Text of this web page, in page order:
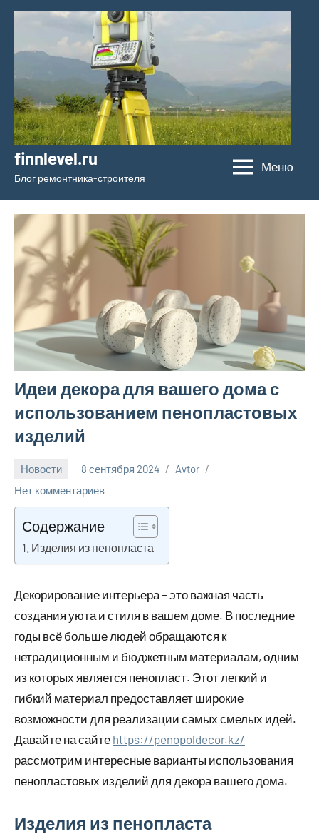
Перейти
содержимому
finnlevel.ru
Блог ремонтника-строителя
Меню
Идеи декора для вашего дома с
использованием пенопластовых
изделий
Новости 8 сентября 2024
Avtor
Нет комментариев
Содержание
Изделия из пенопласта
Декорирование интерьера – это важная часть
создания уюта и стиля в вашем доме. В последние
годы всё больше людей обращаются к
нетрадиционным и бюджетным материалам, одним
из которых является пенопласт. Этот легкий и
гибкий материал предоставляет широкие
возможности для реализации самых смелых идей.
Давайте на сайте https://penopoldecor.kz/
рассмотрим интересные варианты использования
пенопластовых изделий для декора вашего дома.
Изделия из пенопласта